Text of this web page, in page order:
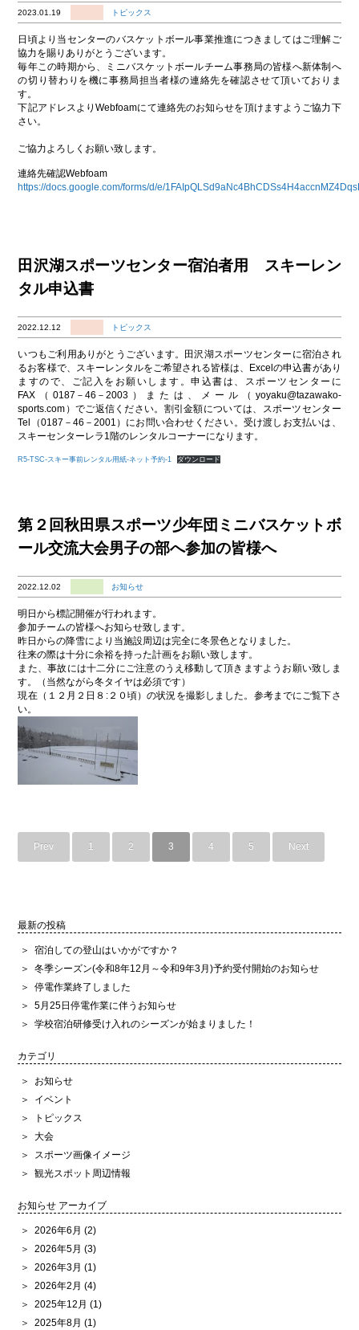
2023.01.19 トピックス
日頃より当センターのバスケットボール事業推進につきましてはご理解ご
協力を賜りありがとうございます。
毎年この時期から、ミニバスケットボールチーム事務局の皆様へ新体制へ
の切り替わりを機に事務局担当者様の連絡先を確認させて頂いておりま
す。
下記アドレスよりWebfoamにて連絡先のお知らせを頂けますようご協力下
さい。
ご協力よろしくお願い致します。
連絡先確認Webfoam
https://docs.google.com/forms/d/e/
田沢湖スポーツセンター宿泊者用 スキーレン
タル申込書
2022.12.12 トピックス
いつもご利用ありがとうございます。田沢湖スポーツセンターに宿泊され
るお客様で、スキーレンタルをご希望される皆様は、Excelの申込書があり
ますので、ご記入をお願いします。申込書は、スポーツセンターに
FAX（0187－46－2003）または、メール（yoyaku@tazawako-
sports.com）でご返信ください。割引金額については、スポーツセンター
Tel（0187－46－2001）にお問い合わせください。受け渡しお支払いは、
スキーセンターレラ1階のレンタルコーナーになります。
R5-TSC-スキー事前レンタル用紙-ネット予約-1 ダウンロード
第２回秋田県スポーツ少年団ミニバスケットボ
ール交流大会男子の部へ参加の皆様へ
2022.12.02 お知らせ
明日から標記開催が行われます。
参加チームの皆様へお知らせ致します。
昨日からの降雪により当施設周辺は完全に冬景色となりました。
往来の際は十分に余裕を持った計画をお願い致します。
また、事故には十二分にご注意のうえ移動して頂きますようお願い致しま
す。（当然ながら冬タイヤは必須です）
現在（１２月２日８:２０頃）の状況を撮影しました。参考までにご覧下さ
い。
Prev 1 2 3 4 5 Next
最新の投稿
宿泊しての登山はいかがですか？
冬季シーズン(令和8年12月～令和9年3月)予約受付開始のお知らせ
停電作業終了しました
5月25日停電作業に伴うお知らせ
学校宿泊研修受け入れのシーズンが始まりました！
カテゴリ
お知らせ
イベント
トピックス
大会
スポーツ画像イメージ
観光スポット周辺情報
お知らせ アーカイブ
2026年6月(2)
2026年5月(3)
2026年3月(1)
2026年2月(4)
2025年12月(1)
2025年8月(1)